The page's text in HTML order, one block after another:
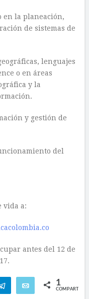
en la planeación,
de sistemas de
lenguajes
o en áreas
y la
y gestión de
del
vida a:
antes del 12 de
Telegram Email 1
COMPARTIR